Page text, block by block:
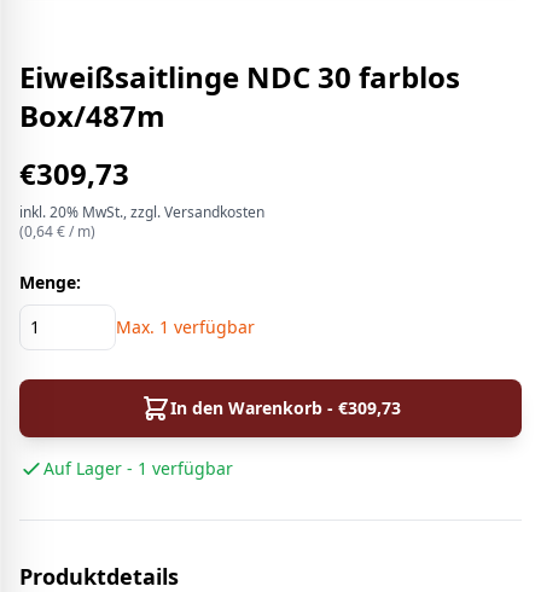
Eiweißsaitlinge NDC 30 farblos
Box/487m
€309,73
inkl.20% MwSt., zzgl. Versandkosten
(0,64€ /m)
Menge:
Max. 1 verfügbar
In den Warenkorb - €309,73
Auf Lager - 1 verfügbar
Produktdetails